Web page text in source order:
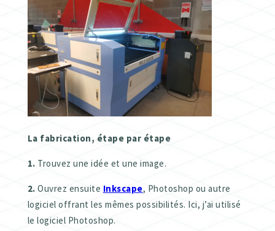
La fabrication, étape par étape
1. Trouvez une idée et une image.
2.Ouvrez ensuite Inkscape, Photoshop ou autre
logiciel offrant les mêmes possibilités. Ici, j’ai utilisé
le logiciel Photoshop.